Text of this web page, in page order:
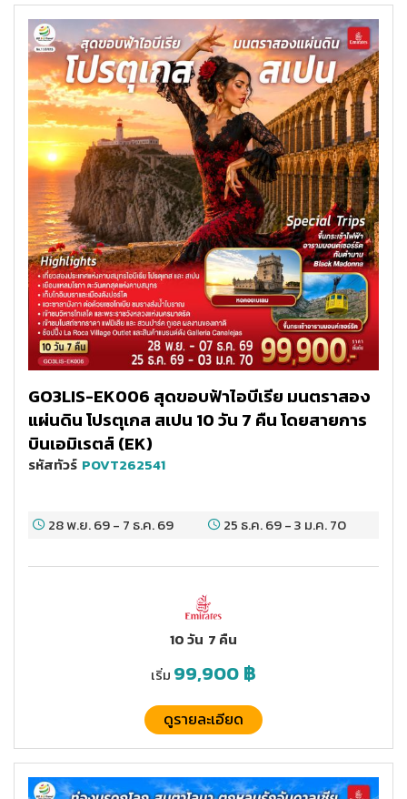
GO3LIS-EK006 สุดขอบฟ้าไอบีเรีย มนตราสอง
แผ่นดิน โปรตุเกส สเปน 10 วัน 7 คืน โดยสายการ
บินเอมิเรตส์ (EK)
รหัสทัวร์ POVT262541
28 พ.ย. 69- 7 ธ.ค. 69 25 ธ.ค. 69-3 ม.ค. 70
10 วัน 7 คืน
เริ่ม 99,900฿
ดูรายละเอียด